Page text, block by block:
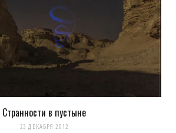
Странности в пустыне
23 ДЕКАБРЯ 2012